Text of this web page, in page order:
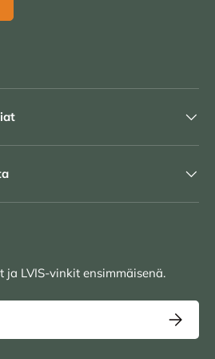
ja LVIS-vinkit ensimmäisenä.
TILAA